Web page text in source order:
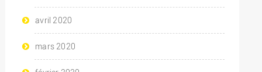
avril 2020
mars 2020